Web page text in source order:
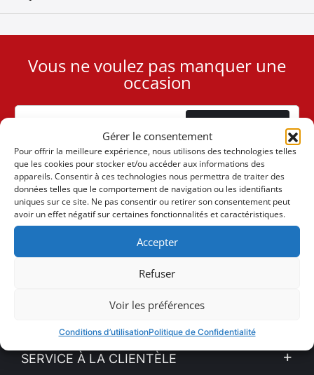
Gérer le consentement
Pour offrir la meilleure expérience, nous utilisons des technologies telles
que les cookies pour stocker et/ou accéder aux informations des
appareils. Consentir à ces technologies nous permettra de traiter des
données telles que le comportement de navigation ou les identifiants
uniques sur ce site. Ne pas consentir ou retirer son consentement peut
avoir un effet négatif sur certaines fonctionnalités et caractéristiques.
Accepter
Refuser
Voir les préférences
Conditions d’utilisationPolitique de Confidentialité
User
Cookie
Vous ne voulez pas manquer une
occasion
(+30) 6947901533
(+30) 2105542813
Politique de Confidentialité
Voir nos actualités
VENTES EN LIGNE
Mon compte
SERVICE À LA CLIENTÈLE